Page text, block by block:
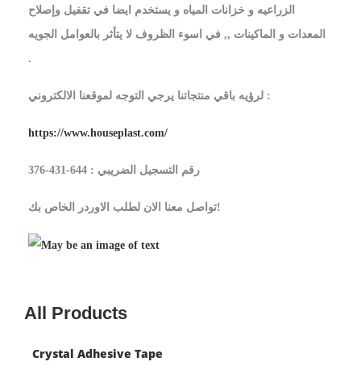
الزراعيه و خزانات المياه و يستخدم ايضا في تقفيل وإصلاح
المعدات و الماكينات ,, في اسوء الظروف لا يتأثر بالعوامل الجويه
.
لرؤيه باقي منتجاتنا يرجي التوجه لموقعنا الالكتروني :
https://www.houseplast.com/
رقم التسجيل الضريبي : 644-431-376
تواصل معنا الان لطلب الاوردر الخاص بك!
All Products
Crystal Adhesive Tape